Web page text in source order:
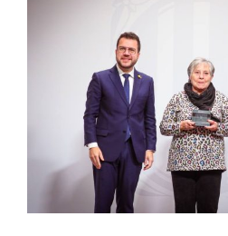
Ciutadania
Actualitat
Municipi